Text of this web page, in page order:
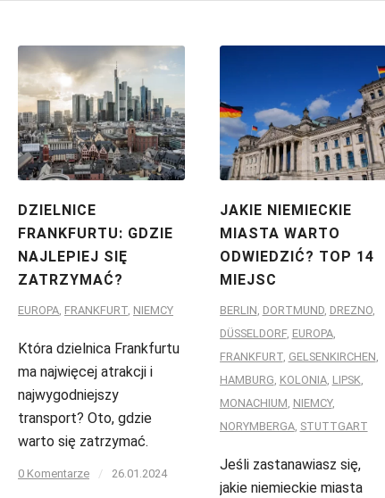
DZIELNICE
FRANKFURTU: GDZIE
NAJLEPIEJ SIĘ
ZATRZYMAĆ?
EUROPA, FRANKFURT, NIEMCY
Która dzielnica Frankfurtu
ma najwięcej atrakcji i
najwygodniejszy
transport? Oto, gdzie
warto się zatrzymać.
0 Komentarze / 26.01.2024
JAKIE NIEMIECKIE
MIASTA WARTO
ODWIEDZIĆ? TOP 14
MIEJSC
BERLIN, DORTMUND, DREZNO,
DÜSSELDORF, EUROPA,
FRANKFURT, GELSENKIRCHEN,
HAMBURG, KOLONIA, LIPSK,
MONACHIUM, NIEMCY,
NORYMBERGA, STUTTGART
Jeśli zastanawiasz się,
jakie niemieckie miasta